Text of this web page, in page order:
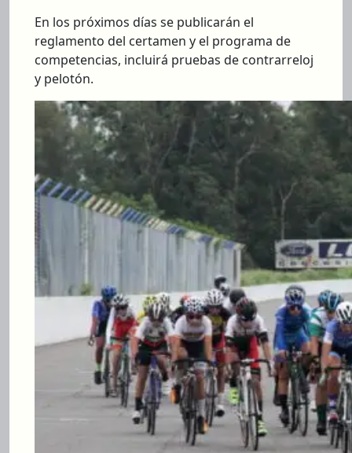
En los próximos días se publicarán el
reglamento del certamen y el programa de
competencias, incluirá pruebas de contrarreloj
y pelotón.